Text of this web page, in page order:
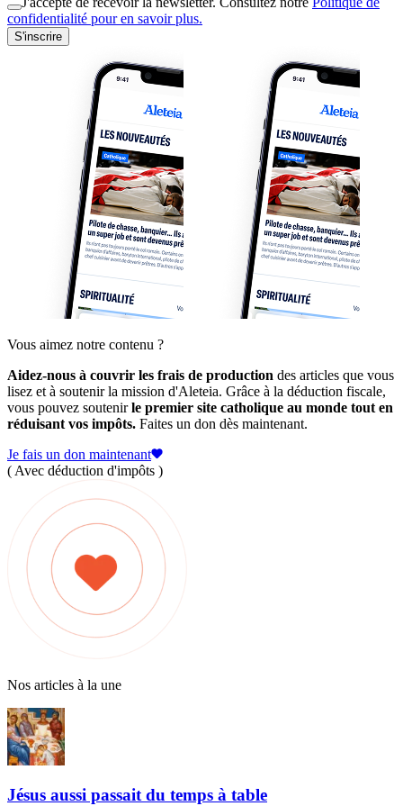
confidentialité pour en savoir plus.
S'inscrire
Vous aimez notre contenu ?
Aidez-nous à couvrir les frais de production des articles que vous
lisez et à soutenir la mission d'Aleteia. Grâce à la déduction fiscale,
vous pouvez soutenirle premier site catholique au monde tout en
réduisant vos impôts. Faites un don dès maintenant.
Je fais un don maintenant
( Avec déduction d'impôts )
Nos articles à la une
Jésus aussi passait du temps à table